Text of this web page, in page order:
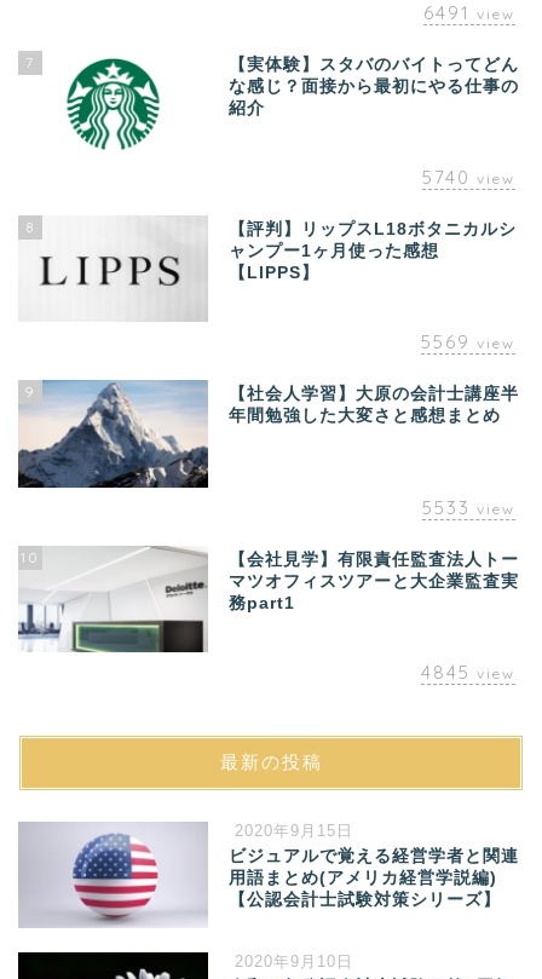
6491 view
7
【実体験】スタバのバイトってどん
な感じ？面接から最初にやる仕事の
紹介
5740 view
8
【評判】リップスL18ボタニカルシ
ャンプー1ヶ月使った感想
【LIPPS】
5569 view
9
【社会人学習】大原の会計士講座半
年間勉強した大変さと感想まとめ
5533 view
10
【会社見学】有限責任監査法人トー
マツオフィスツアーと大企業監査実
務part1
4845 view
最新の投稿
2020年9月15日
ビジュアルで覚える経営学者と関連
用語まとめ(アメリカ経営学説編)
【公認会計士試験対策シリーズ】
2020年9月10日